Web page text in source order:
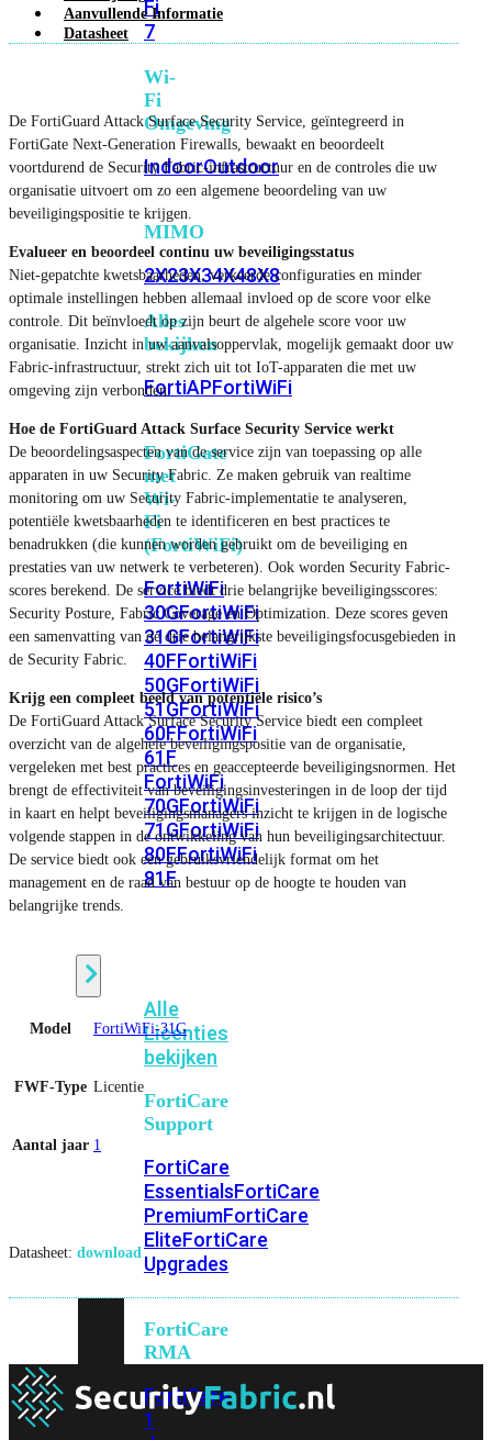
Fi
7
Wi-
Fi
Omgeving
IndoorOutdoor
MIMO
2X23X34X48X8
Alles
bekijken
FortiAPFortiWiFi
FortiGate
met
Wi-
Fi
(FortiWiFi)
FortiWiFi
30GFortiWiFi
31GFortiWiFi
40FFortiWiFi
50GFortiWiFi
51GFortiWiFi
60FFortiWiFi
61F
FortiWiFi
70GFortiWiFi
71GFortiWiFi
80FFortiWiFi
81F
Alle
Licenties
bekijken
FortiCare
Support
FortiCare
EssentialsFortiCare
PremiumFortiCare
EliteFortiCare
Upgrades
FortiCare
RMA
FortiCare
1
Aanvullende Informatie
Datasheet
De FortiGuard Attack Surface Security Service, geïntegreerd in
FortiGate Next-Generation Firewalls, bewaakt en beoordeelt
voortdurend de Security Fabric-infrastructuur en de controles die uw
organisatie uitvoert om zo een algemene beoordeling van uw
beveiligingspositie te krijgen.
Evalueer en beoordeel continu uw beveiligingsstatus
Niet-gepatchte kwetsbaarheden, verkeerde configuraties en minder
optimale instellingen hebben allemaal invloed op de score voor elke
controle. Dit beïnvloedt op zijn beurt de algehele score voor uw
organisatie. Inzicht in uw aanvalsoppervlak, mogelijk gemaakt door uw
Fabric-infrastructuur, strekt zich uit tot IoT-apparaten die met uw
omgeving zijn verbonden.
Hoe de FortiGuard Attack Surface Security Service werkt
De beoordelingsaspecten van de service zijn van toepassing op alle
apparaten in uw Security Fabric. Ze maken gebruik van realtime
monitoring om uw Security Fabric-implementatie te analyseren,
potentiële kwetsbaarheden te identificeren en best practices te
benadrukken (die kunnen worden gebruikt om de beveiliging en
prestaties van uw netwerk te verbeteren). Ook worden Security Fabric-
scores berekend. De service biedt drie belangrijke beveiligingsscores:
Security Posture, Fabric Coverage en Optimization. Deze scores geven
een samenvatting van de drie belangrijkste beveiligingsfocusgebieden in
de Security Fabric.
Krijg een compleet beeld van potentiële risico’s
De FortiGuard Attack Surface Security Service biedt een compleet
overzicht van de algehele beveiligingspositie van de organisatie,
vergeleken met best practices en geaccepteerde beveiligingsnormen. Het
brengt de effectiviteit van beveiligingsinvesteringen in de loop der tijd
in kaart en helpt beveiligingsmanagers inzicht te krijgen in de logische
volgende stappen in de ontwikkeling van hun beveiligingsarchitectuur.
De service biedt ook een gebruiksvriendelijk format om het
management en de raad van bestuur op de hoogte te houden van
belangrijke trends.
Model FortiWiFi-31G
FWF-Type Licentie
Aantal jaar 1
Datasheet: download